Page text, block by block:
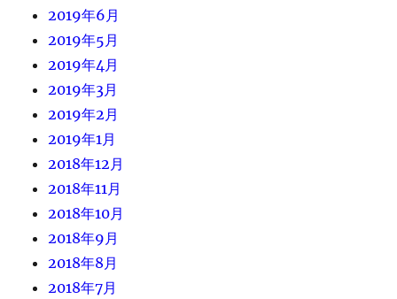
2019年6月
2019年5月
2019年4月
2019年3月
2019年2月
2019年1月
2018年12月
2018年11月
2018年10月
2018年9月
2018年8月
2018年7月